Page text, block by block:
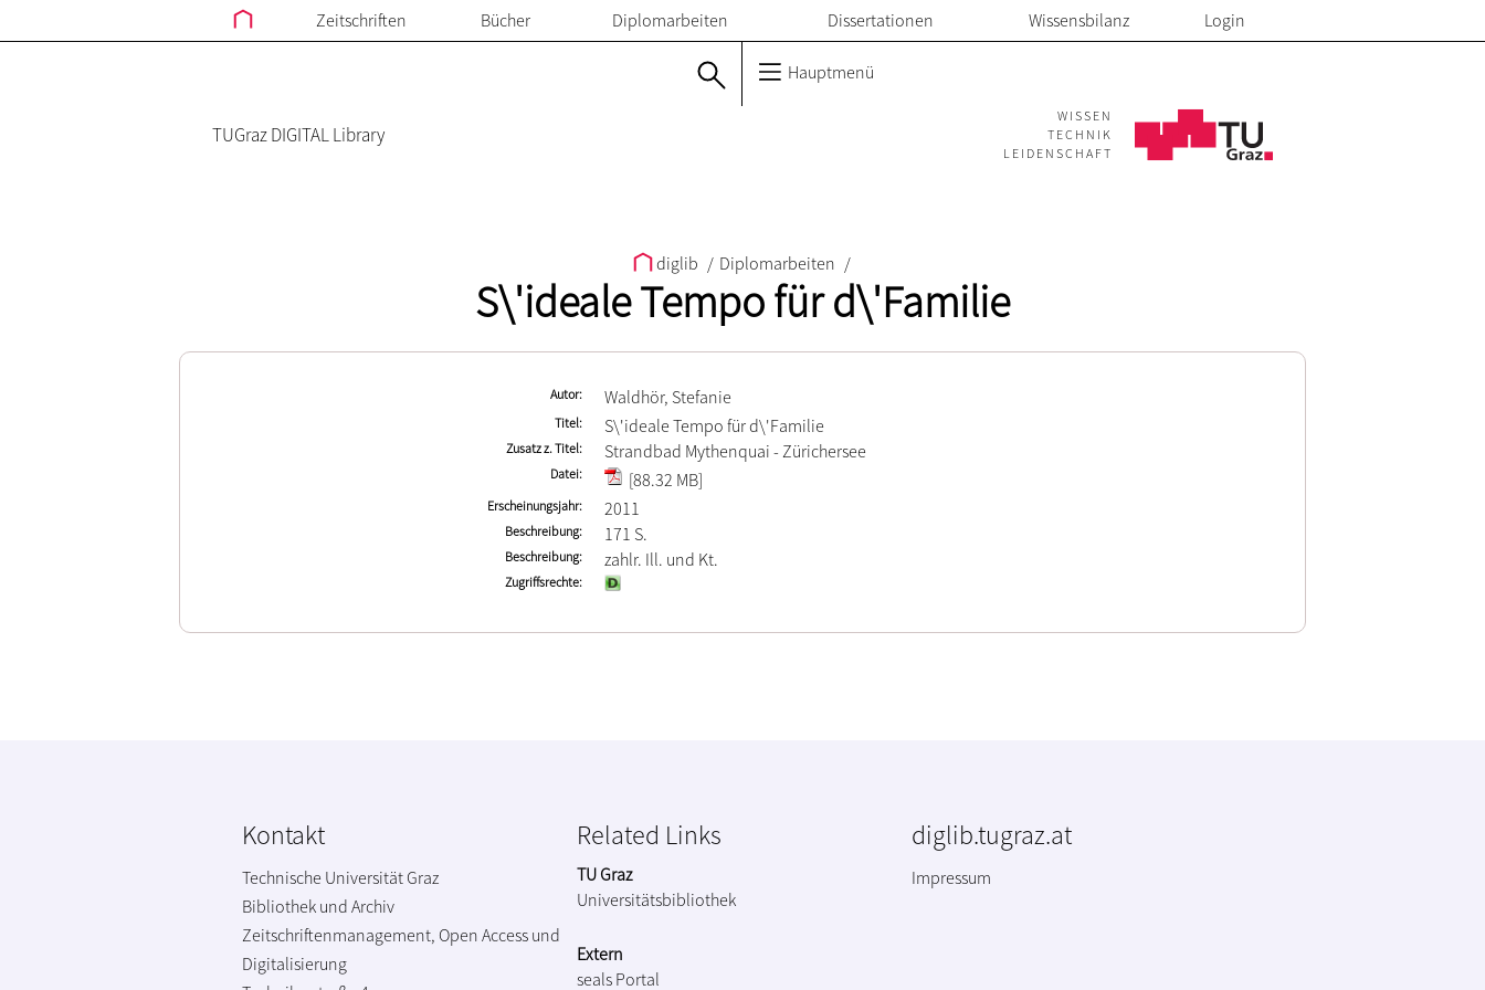
Zeitschriften Bücher Diplomarbeiten Dissertationen Wissensbilanz Login
Hauptmenü
TUGraz DIGITAL Library
WISSEN
TECHNIK
LEIDENSCHAFT
diglib / Diplomarbeiten /
S\'ideale Tempo für d\'Familie
Autor Waldhör, Stefanie
Titel S\'ideale Tempo für d\'Familie
Zusatz z. Titel Strandbad Mythenquai - Zürichersee
Datei [88.32 MB]
Erscheinungsjahr 2011
Beschreibung 171 S.
Beschreibung zahlr. Ill. und Kt.
Zugriffsrechte
Kontakt
Technische Universität Graz
Bibliothek und Archiv
Zeitschriftenmanagement, Open Access und
Digitalisierung
Related Links
TU Graz
Universitätsbibliothek
Extern
seals Portal
diglib.tugraz.at
Impressum